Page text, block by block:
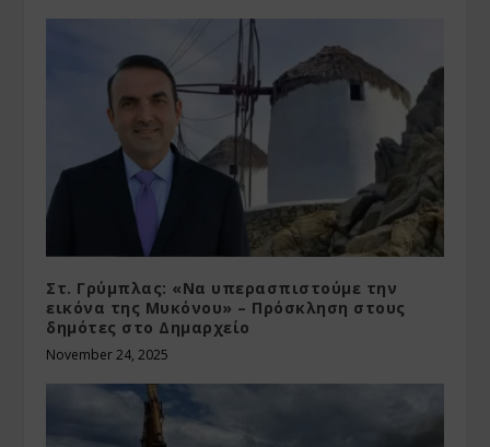
Στ. Γρύμπλας: «Να υπερασπιστούμε την
εικόνα της Μυκόνου» – Πρόσκληση στους
δημότες στο Δημαρχείο
November 24, 2025